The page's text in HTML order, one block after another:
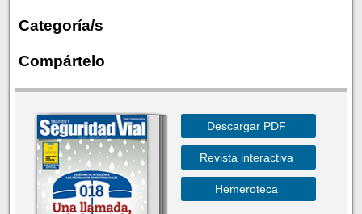
Categoría/s
Compártelo
Descargar PDF
Revista interactiva
Hemeroteca